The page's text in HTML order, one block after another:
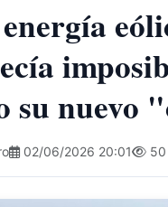
su nuevo
02/06/2026 20:01